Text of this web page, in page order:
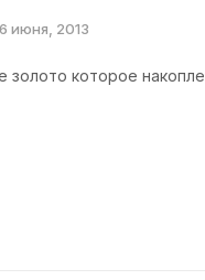
июня, 2013
золото которое